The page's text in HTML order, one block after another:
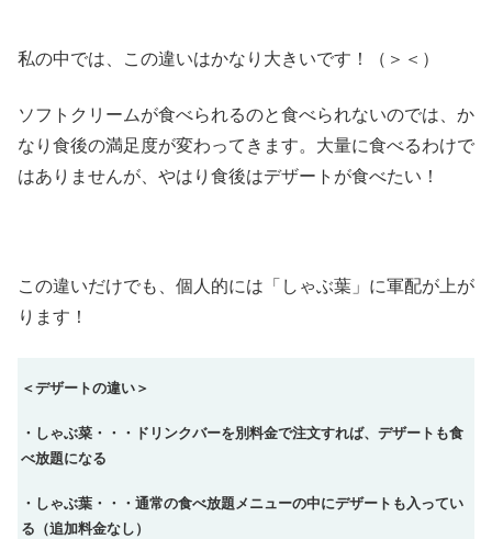
私の中では、この違いはかなり大きいです！（＞＜）
ソフトクリームが食べられるのと食べられないのでは、か
なり食後の満足度が変わってきます。大量に食べるわけで
はありませんが、やはり食後はデザートが食べたい！
この違いだけでも、個人的には「しゃぶ葉」に軍配が上が
ります！
＜デザートの違い＞
・しゃぶ菜・・・ドリンクバーを別料金で注文すれば、デザートも食
べ放題になる
・しゃぶ葉・・・通常の食べ放題メニューの中にデザートも入ってい
る（追加料金なし）